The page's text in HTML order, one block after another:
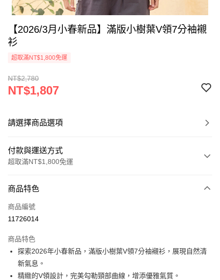
【2026/3月小春新品】滿版小樹葉V領7分袖襯
衫
超取滿NT$1,800免運
NT$2,780
NT$1,807
請選擇商品選項
付款與運送方式
超取滿NT$1,800免運
信用卡一次付款
超商取貨付款
Apple Pay
悠遊付
商品特色
商品編號
11726014
商品特色
探索2026年小春新品，滿版小樹葉V領7分袖襯衫，展現自然清
新氣息。
精緻的V領設計，完美勾勒頸部曲線，增添優雅氣質。